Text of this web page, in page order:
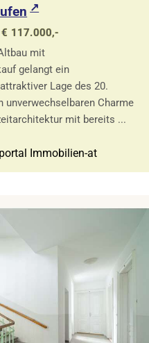
€ 117.000,-
mit
gelangt ein
Lage des 20.
unverwechselbaren Charme
mit bereits ...
Immobilien-at